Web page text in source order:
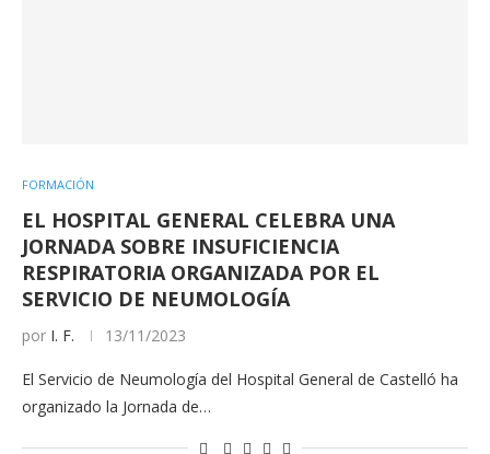
FORMACIÓN
EL HOSPITAL GENERAL CELEBRA UNA
JORNADA SOBRE INSUFICIENCIA
RESPIRATORIA ORGANIZADA POR EL
SERVICIO DE NEUMOLOGÍA
por I. F. 13/11/2023
El Servicio de Neumología del Hospital General de Castelló ha
organizado la Jornada de…